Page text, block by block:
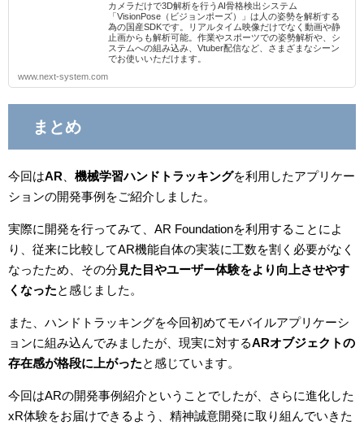
カメラだけで3D解析を行うAI骨格検出システム
「VisionPose（ビジョンポーズ）」は人の姿勢を解析する
為の国産SDKです。リアルタイム映像だけでなく動画や静
止画からも解析可能。作業やスポーツでの姿勢解析や、シ
ステムへの組み込み、Vtuber配信など、さまざまなシーン
でお使いいただけます。
www.next-system.com
まとめ
今回はAR 機械学習ハンドトラッキングを利用したアプリケー
ションの開発事例をご紹介しました。
実際に開発を行ってみて、AR Foundationを利用することによ
り、従来に比較してAR機能自体の実装に工数を割く必要がなく
なったため、その分見た目やユーザー体験をより向上させやす
くなったと感じました。
また、ハンドトラッキングを今回初めてモバイルアプリケーシ
ョンに組み込んでみましたが、現実に対するARオブジェクトの
存在感が格段に上がったと感じています。
今回はARの開発事例紹介ということでしたが、さらに進化した
xR体験をお届けできるよう、精神誠意開発に取り組んでいきた